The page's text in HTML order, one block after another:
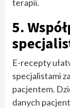
terapii.
5.
E-recepty
specjalistami
pacjentem.
danych